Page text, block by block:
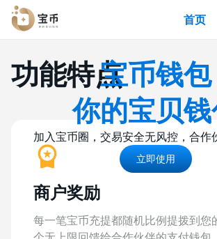
首页
宝币钱包
你的宝贝
加入宝币圈，交易安全无风控，合作
立即使用
功能特点
商户奖励
每一笔宝币充提都随机比例提拨到您